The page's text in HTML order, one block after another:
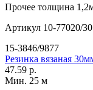
Прочее толщина
Артикул 10-77020/30
15-3846/9877
Резинка вязаная
47.59 р.
Мин. 25 м